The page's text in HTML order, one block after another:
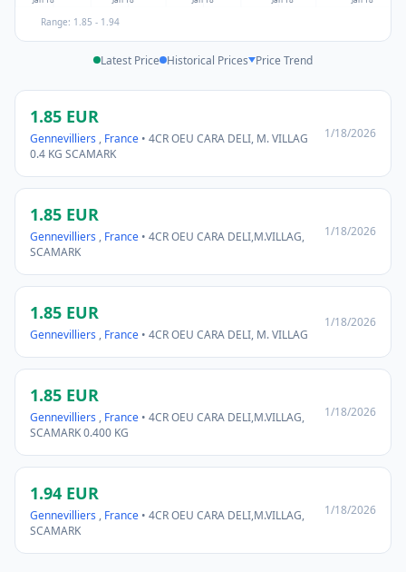
Range: 1.85 - 1.94
Latest Price Historical Prices Price Trend
1.85 EUR
Gennevilliers , France • 4CR OEU CARA DELI, M. VILLAG
0.4 KG SCAMARK
1/18/2026
1.85 EUR
Gennevilliers , France • 4CR OEU CARA DELI,M.VILLAG,
SCAMARK
1/18/2026
1.85 EUR
Gennevilliers , France • 4CR OEU CARA DELI, M. VILLAG
1/18/2026
1.85 EUR
Gennevilliers , France • 4CR OEU CARA DELI,M.VILLAG,
SCAMARK 0.400 KG
1/18/2026
1.94 EUR
Gennevilliers , France • 4CR OEU CARA DELI,M.VILLAG,
SCAMARK
1/18/2026